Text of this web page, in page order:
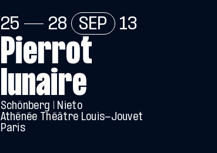
25 — 28 SEP 13
Pierrot
lunaire
Schönberg | Nieto
Athénée Théâtre Louis-Jouvet
Paris